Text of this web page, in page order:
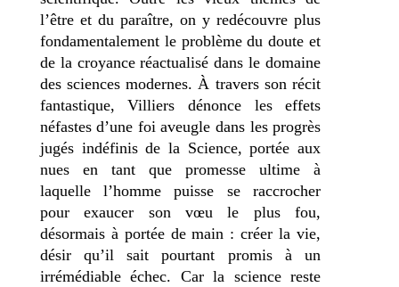
l’être et du paraître, on y redécouvre plus
fondamentalement le problème du doute et
de la croyance réactualisé dans le domaine
des sciences modernes. À travers son récit
fantastique, Villiers dénonce les effets
néfastes d’une foi aveugle dans les progrès
jugés indéfinis de la Science, portée aux
nues en tant que promesse ultime à
laquelle l’homme puisse se raccrocher
pour exaucer son vœu le plus fou,
désormais à portée de main : créer la vie,
désir qu’il sait pourtant promis à un
irrémédiable échec. Car la science reste